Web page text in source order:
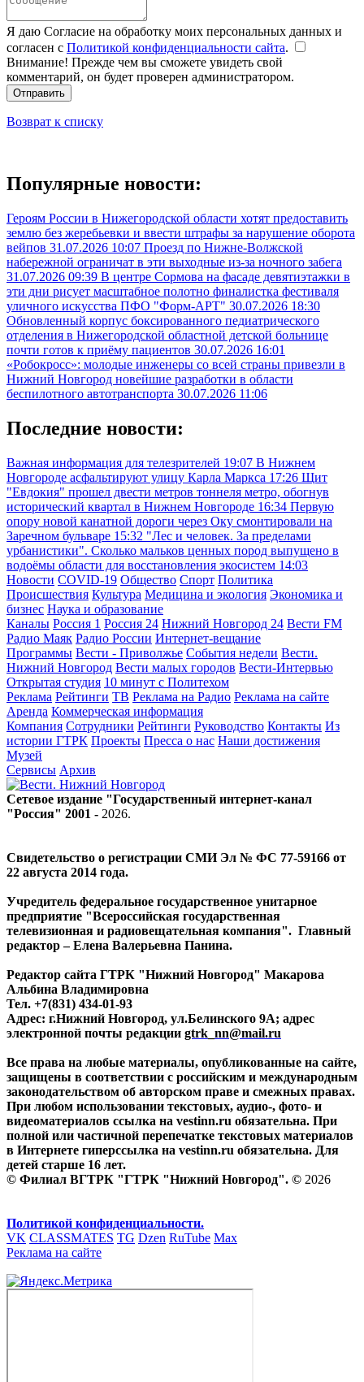
Я даю Согласие на обработку моих персональных данных и
согласен с Политикой конфиденциальности сайта.
Внимание! Прежде чем вы сможете увидеть свой
комментарий, он будет проверен администратором.
Отправить
Возврат к списку
Популярные новости:
Героям России в Нижегородской области хотят предоставить
землю без жеребьевки и ввести штрафы за нарушение оборота
вейпов 31.07.2026 10:07 Проезд по Нижне-Волжской
набережной ограничат в эти выходные из-за ночного забега
31.07.2026 09:39 В центре Сормова на фасаде девятиэтажки в
эти дни рисует масштабное полотно финалистка фестиваля
уличного искусства ПФО "Форм-АРТ" 30.07.2026 18:30
Обновленный корпус боксированного педиатрического
отделения в Нижегородской областной детской больнице
почти готов к приёму пациентов 30.07.2026 16:01
«Робокросс»: молодые инженеры со всей страны привезли в
Нижний Новгород новейшие разработки в области
беспилотного автотранспорта 30.07.2026 11:06
Последние новости:
Важная информация для телезрителей 19:07 В Нижнем
Новгороде асфальтируют улицу Карла Маркса 17:26 Щит
"Евдокия" прошел двести метров тоннеля метро, обогнув
исторический квартал в Нижнем Новгороде 16:34 Первую
опору новой канатной дороги через Оку смонтировали на
Заречном бульваре 15:32 "Лес и человек. За пределами
урбанистики". Сколько мальков ценных пород выпущено в
водоёмы области для восстановления экосистем 14:03
Новости COVID-19 Общество Спорт Политика
Происшествия Культура Медицина и экология Экономика и
бизнес Наука и образование
Каналы Россия 1 Россия 24 Нижний Новгород 24 Вести FM
Радио Маяк Радио России Интернет-вещание
Программы Вести - Приволжье События недели Вести.
Нижний Новгород Вести малых городов Вести-Интервью
Открытая студия 10 минут с Политехом
Реклама Рейтинги ТВ Реклама на Радио Реклама на сайте
Аренда Коммерческая информация
Компания Сотрудники Рейтинги Руководство Контакты Из
истории ГТРК Проекты Пресса о нас Наши достижения
Музей
Сервисы Архив
Сетевое издание "Государственный интернет-канал
"Россия" 2001 - 2026.
Свидетельство о регистрации СМИ Эл № ФС 77-59166 от
22 августа 2014 года.
Учредитель федеральное государственное унитарное
предприятие "Всероссийская государственная
телевизионная и радиовещательная компания". Главный
редактор – Елена Валерьевна Панина.
Редактор сайта ГТРК "Нижний Новгород" Макарова
Альбина Владимировна
Тел. +7(831) 434-01-93
Адрес: г.Нижний Новгород, ул.Белинского 9А; адрес
электронной почты редакции gtrk_nn@mail.ru
Все права на любые материалы, опубликованные на сайте,
защищены в соответствии с российским и международным
законодательством об авторском праве и смежных правах.
При любом использовании текстовых, аудио-, фото- и
видеоматериалов ссылка на vestinn.ru обязательна. При
полной или частичной перепечатке текстовых материалов
в Интернете гиперссылка на vestinn.ru обязательна. Для
детей старше 16 лет.
© Филиал ВГТРК "ГТРК "Нижний Новгород". © 2026
Политикой конфиденциальности.
VK CLASSMATES TG Dzen RuTube Max
Реклама на сайте